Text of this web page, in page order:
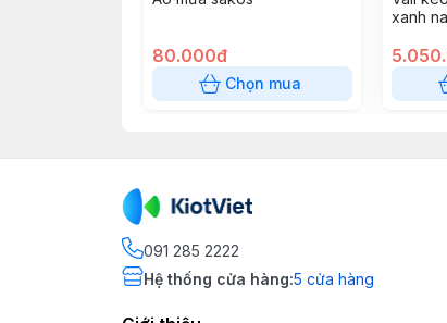
80.000đ
Chọn mua
xanh
091 285 2222
Hệ thống cửa hàng:5 cửa hàng